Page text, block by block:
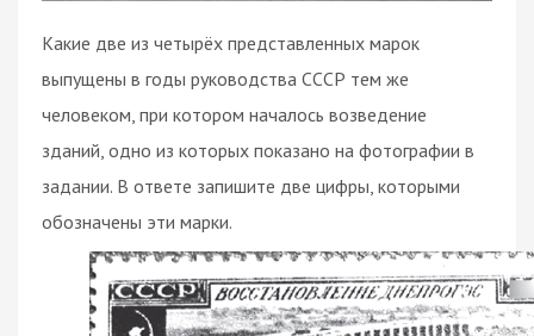
Какие две из четырёх представленных марок
выпущены в годы руководства СССР тем же
человеком, при котором началось возведение
зданий, одно из которых показано на фотографии в
задании. В ответе запишите две цифры, которыми
обозначены эти марки.